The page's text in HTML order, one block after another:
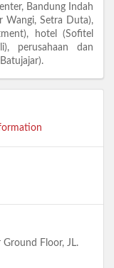
Bandung Indah
Wangi, Setra Duta),
hotel (Sofitel
perusahaan dan
Floor, JL.